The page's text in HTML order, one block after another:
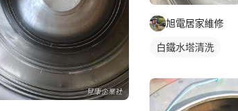
旭電居家維修
白鐵水塔清洗